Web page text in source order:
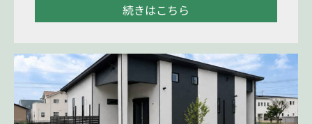
続きはこちら